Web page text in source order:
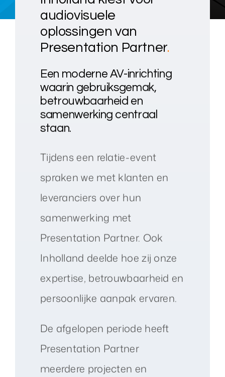
audiovisuele
oplossingen van
Presentation Partner.
Een moderne AV-inrichting
waarin gebruiksgemak,
betrouwbaarheid en
samenwerking centraal
staan.
Tijdens een relatie-event
spraken we met klanten en
leveranciers over hun
samenwerking met
Presentation Partner. Ook
Inholland deelde hoe zij onze
expertise, betrouwbaarheid en
persoonlijke aanpak ervaren.
De afgelopen periode heeft
Presentation Partner
meerdere projecten en